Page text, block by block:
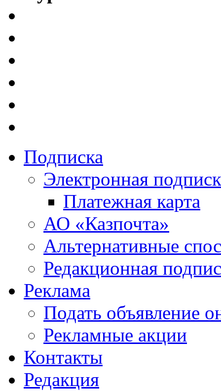
Подписка
Электронная
Платежная карта
АО «Казпочта»
Альтернативные
Редакционная
Реклама
Подать объявление
Рекламные акции
Контакты
Редакция